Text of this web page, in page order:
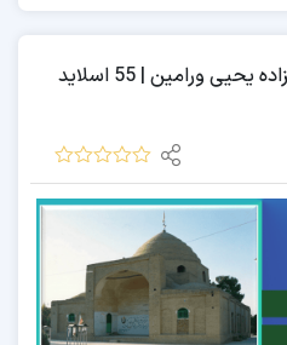
پاورپوینت مرمت امامزاده یحیی ورامین | 55 اسلاید